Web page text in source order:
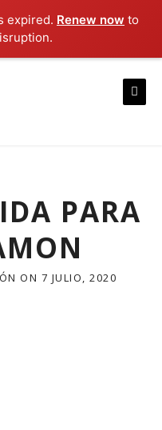
expired. Renew now to
PARA
ON 7 JULIO, 2020